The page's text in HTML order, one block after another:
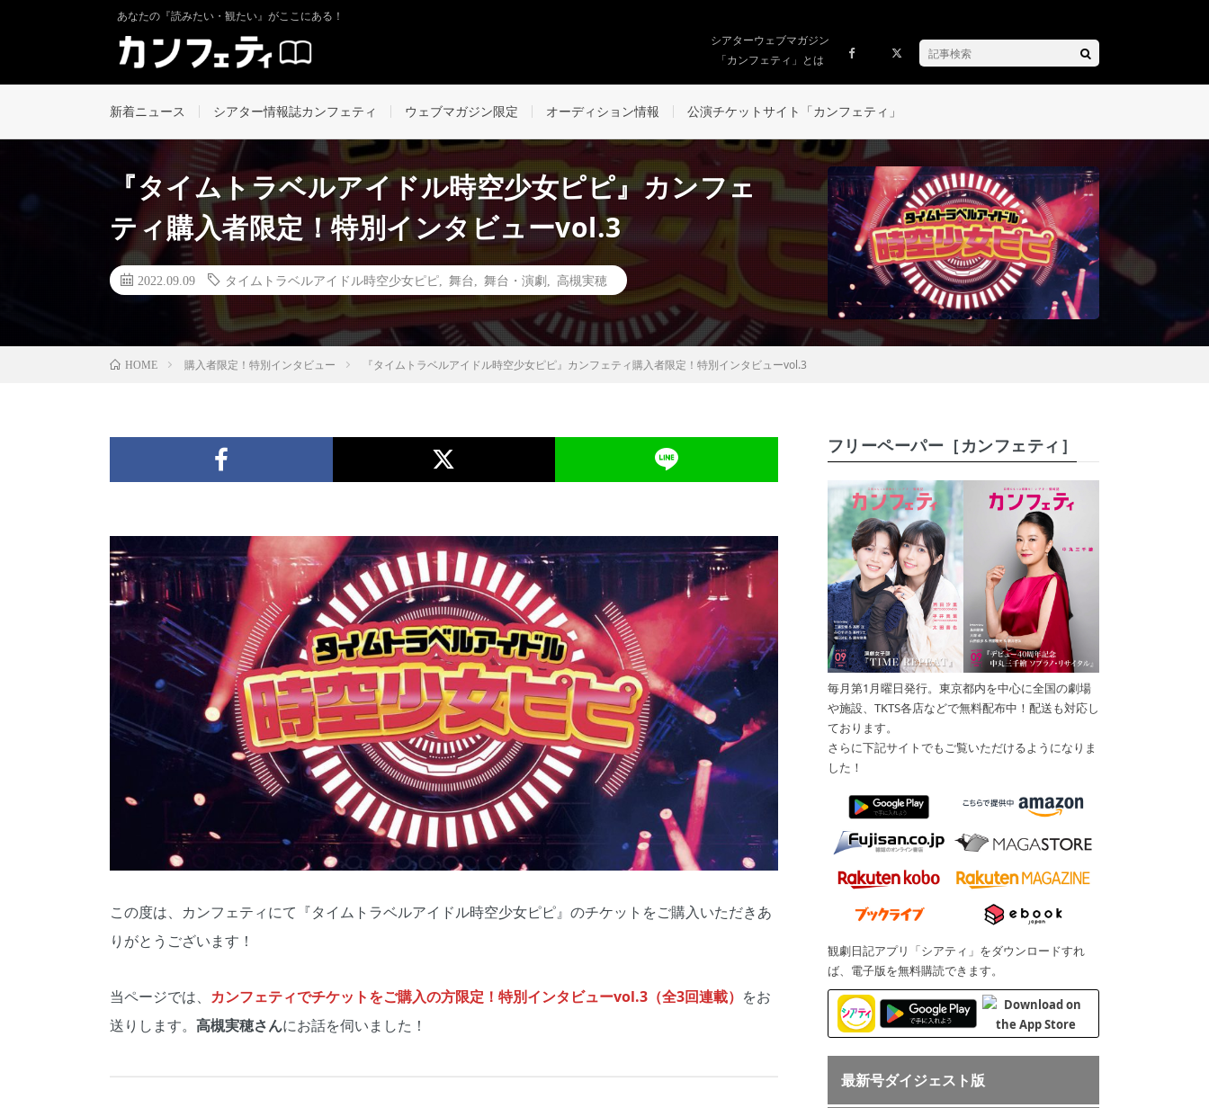
あなたの『読みたい・観たい』がここにある！
シアターウェブマガジン
「カンフェティ」とは
新着ニュース シアター情報誌カンフェティ ウェブマガジン限定 オーディション情報 公演チケットサイト「カンフェティ」
『タイムトラベルアイドル時空少女ピピ』カンフェ
ティ購入者限定！特別インタビューvol.3
2022.09.09 タイムトラベルアイドル時空少女ピピ 舞台 舞台・演劇 高槻実穂
HOME 購入者限定！特別インタビュー 『タイムトラベルアイドル時空少女ピピ』カンフェティ購入者限定！特別インタビューvol.3
この度は、カンフェティにて『タイムトラベルアイドル時空少女ピピ』のチケットをご購入いただきあ
りがとうございます！
当ページでは、 カンフェティでチケットをご購入の方限定！特別インタビューvol.3（全3回連載） をお
送りします。 高槻実穂さんにお話を伺いました！
フリーペーパー［カンフェティ］
毎月第1月曜日発行。東京都内を中心に全国の劇場
や施設、TKTS各店などで無料配布中！配送も対応し
ております。
さらに下記サイトでもご覧いただけるようになりま
した！
観劇日記アプリ「シアティ」をダウンロードすれ
ば、電子版を無料購読できます。
最新号ダイジェスト版